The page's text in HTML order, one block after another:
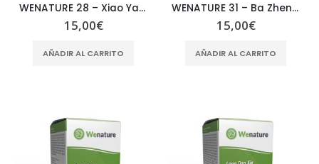
WENATURE 28 – Xiao Yao Pian
15,00€
AÑADIR AL CARRITO
WENATURE 31 – Ba Zhen Pian
15,00€
AÑADIR AL CARRITO